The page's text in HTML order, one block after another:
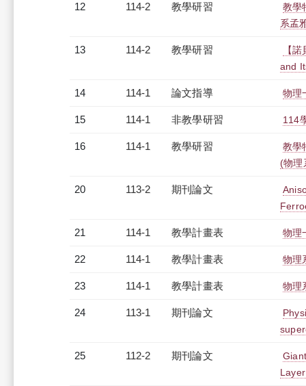
12 114-2 教學研習
教學
系孟
13 114-2 教學研習
【
and
14 114-1 論文指導 物理
15 114-1 非教學研習 114
16 114-1 教學研習
教學
(物理
20 113-2 期刊論文
21 114-1 教學計畫表 物理
22 114-1 教學計畫表 物理
23 114-1 教學計畫表 物理
24 113-1 期刊論文
25 112-2 期刊論文